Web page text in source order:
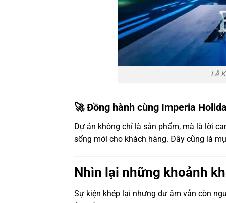
Lễ
🚀 Đồng hành cùng Imperia
Dự án không chỉ là sản phẩm, mà là lời
sống mới cho khách hàng. Đây cũng là
Nhìn lại những khoảnh
Sự kiện khép lại nhưng dư âm vẫn còn